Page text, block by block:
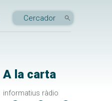
A la carta
informatius ràdio